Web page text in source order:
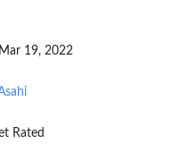
19, 2022
Rated